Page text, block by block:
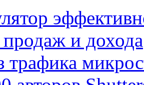
продаж и дохода
трафика